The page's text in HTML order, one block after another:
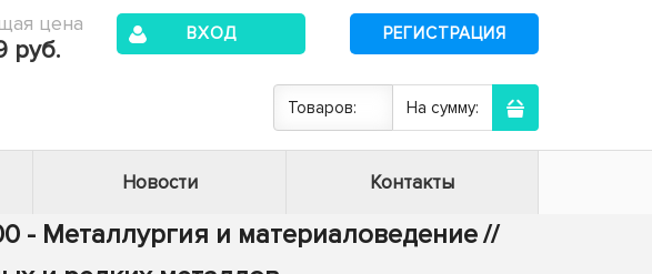
цена
руб.
ВХОД РЕГИСТРАЦИЯ
Товаров: На сумму:
Новости Контакты
- Металлургия и материаловедение//